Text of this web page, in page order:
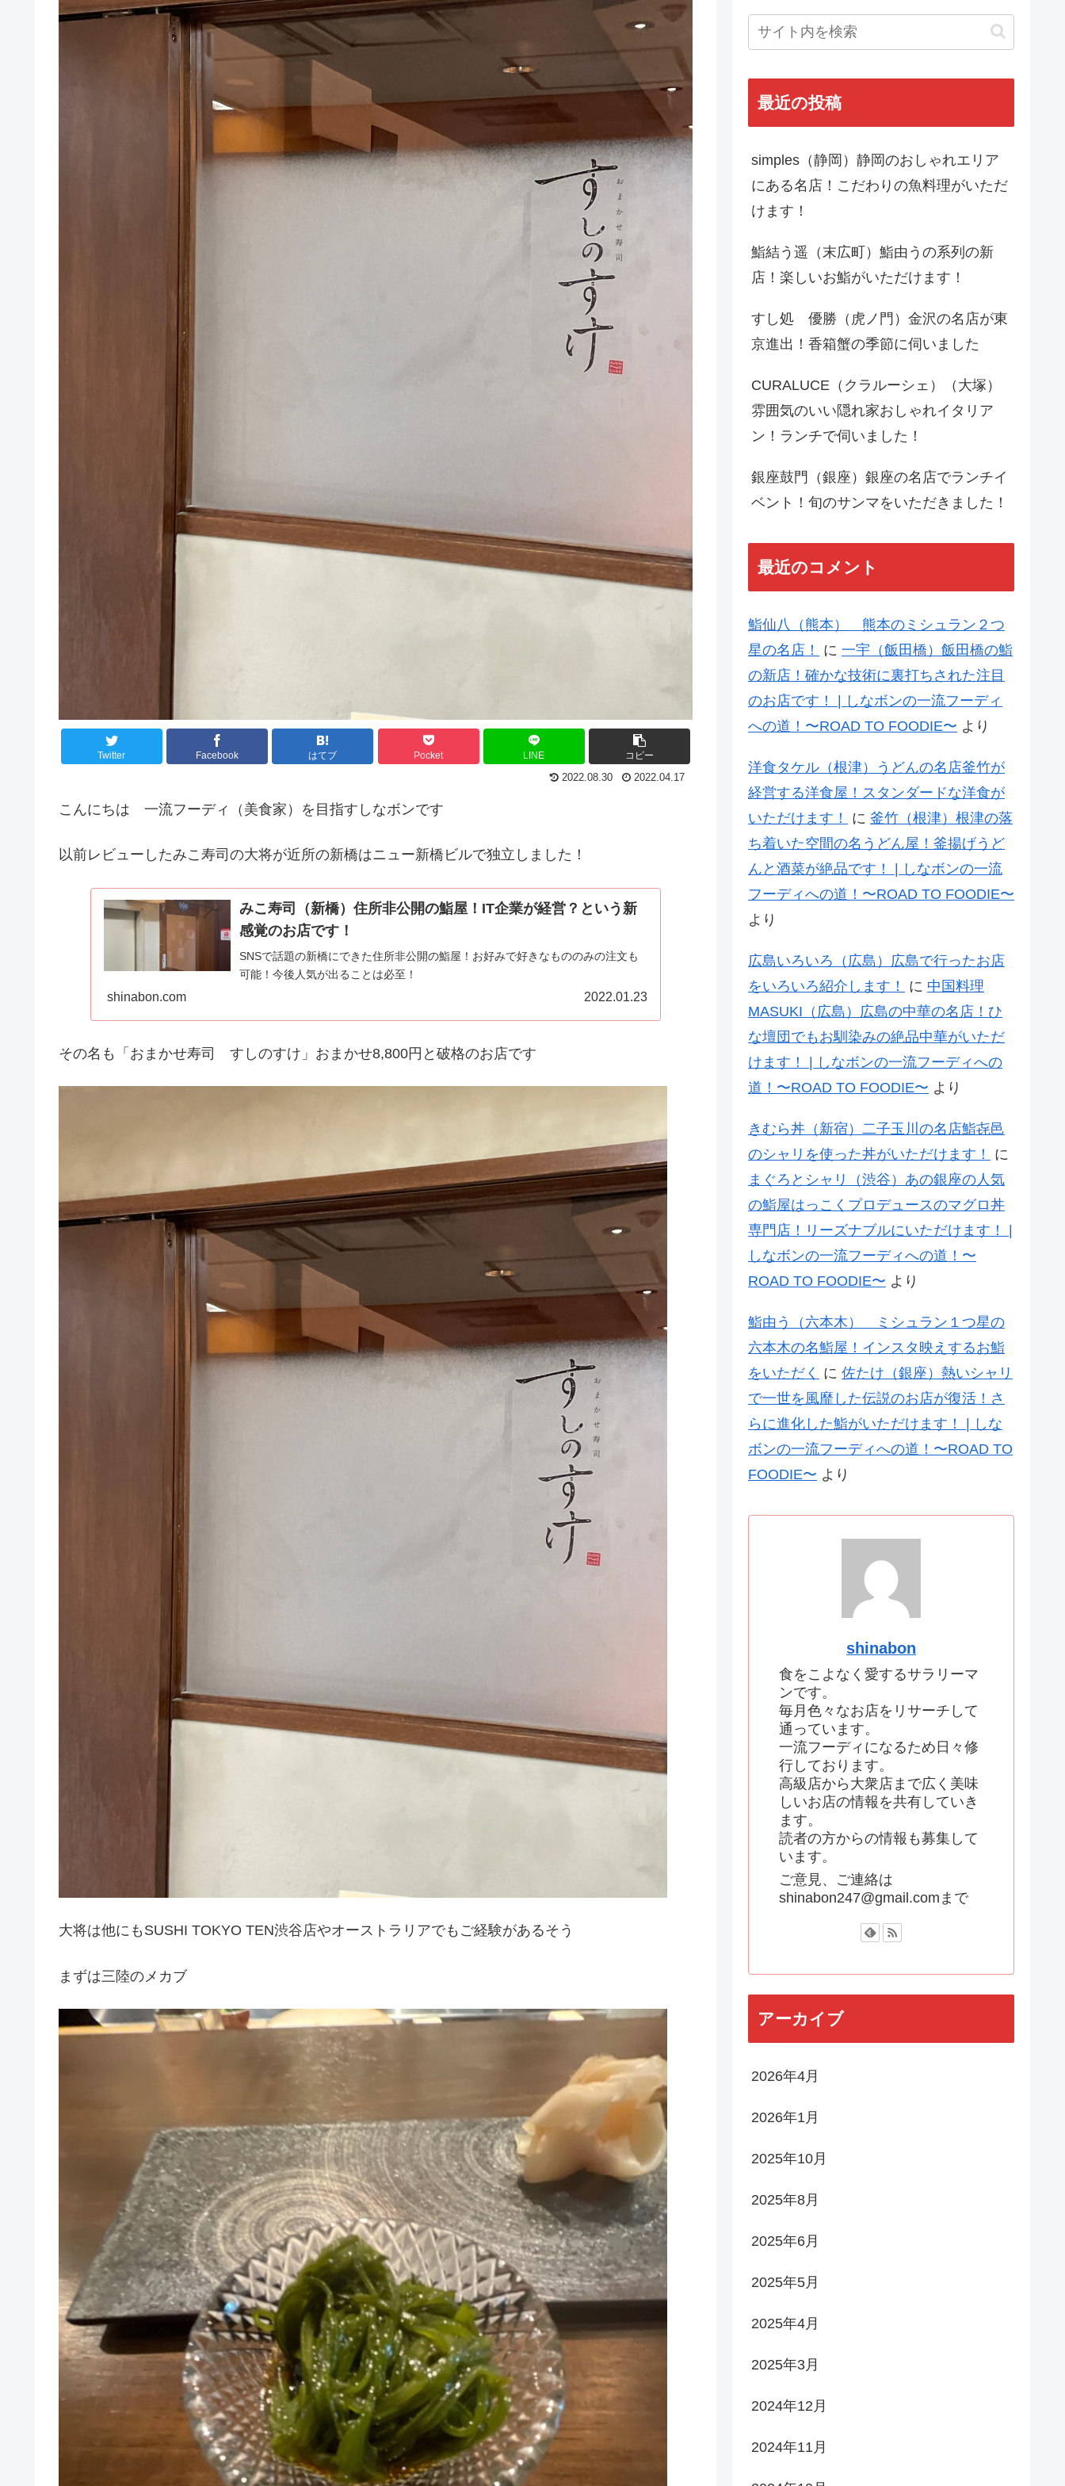
Twitter Facebook はてブ Pocket LINE コピー
2022.08.30 2022.04.17
こんにちは 一流フーディ（美食家）を目指すしなボンです
以前レビューしたみこ寿司の大将が近所の新橋はニュー新橋ビルで独立しました！
みこ寿司（新橋）住所非公開の鮨屋！IT企業が経営？という新
感覚のお店です！
SNSで話題の新橋にできた住所非公開の鮨屋！お好みで好きなもののみの注文も
可能！今後人気が出ることは必至！
shinabon.com 2022.01.23
その名も「おまかせ寿司 すしのすけ」おまかせ8,800円と破格のお店です
大将は他にもSUSHI TOKYO TEN渋谷店やオーストラリアでもご経験があるそう
まずは三陸のメカブ
最近の投稿
simples（静岡）静岡のおしゃれエリア
にある名店！こだわりの魚料理がいただ
けます！
鮨結う遥（末広町）鮨由うの系列の新
店！楽しいお鮨がいただけます！
すし処 優勝（虎ノ門）金沢の名店が東
京進出！香箱蟹の季節に伺いました
CURALUCE（クラルーシェ）（大塚）
雰囲気のいい隠れ家おしゃれイタリア
ン！ランチで伺いました！
銀座鼓門（銀座）銀座の名店でランチイ
ベント！旬のサンマをいただきました！
最近のコメント
鮨仙八（熊本） 熊本のミシュラン２つ
星の名店！
に 一宇（飯田橋）飯田橋の鮨
の新店！確かな技術に裏打ちされた注目
のお店です！ | しなボンの一流フーディ
への道！〜ROAD TO FOODIE〜 より
洋食タケル（根津）うどんの名店釜竹が
経営する洋食屋！スタンダードな洋食が
いただけます！
に 釜竹（根津）根津の落
ち着いた空間の名うどん屋！釜揚げうど
んと酒菜が絶品です！ | しなボンの一流
フーディへの道！〜ROAD TO FOODIE〜
より
広島いろいろ（広島）広島で行ったお店
をいろいろ紹介します！
に 中国料理
MASUKI（広島）広島の中華の名店！ひ
な壇団でもお馴染みの絶品中華がいただ
けます！ | しなボンの一流フーディへの
道！〜ROAD TO FOODIE〜 より
きむら丼（新宿）二子玉川の名店鮨㐂邑
のシャリを使った丼がいただけます！
に
まぐろとシャリ（渋谷）あの銀座の人気
の鮨屋はっこくプロデュースのマグロ丼
専門店！リーズナブルにいただけます！ |
しなボンの一流フーディへの道！〜
ROAD TO FOODIE〜 より
鮨由う（六本木） ミシュラン１つ星の
六本木の名鮨屋！インスタ映えするお鮨
をいただく に 佐たけ（銀座）熱いシャリ
で一世を風靡した伝説のお店が復活！さ
らに進化した鮨がいただけます！ | しな
ボンの一流フーディへの道！〜ROAD TO
FOODIE〜 より
shinabon
食をこよなく愛するサラリーマ
ンです。
毎月色々なお店をリサーチして
通っています。
一流フーディになるため日々修
行しております。
高級店から大衆店まで広く美味
しいお店の情報を共有していき
ます。
読者の方からの情報も募集して
います。
ご意見、ご連絡は
shinabon247@gmail.comまで
アーカイブ
2026年4月
2026年1月
2025年10月
2025年8月
2025年6月
2025年5月
2025年4月
2025年3月
2024年12月
2024年11月